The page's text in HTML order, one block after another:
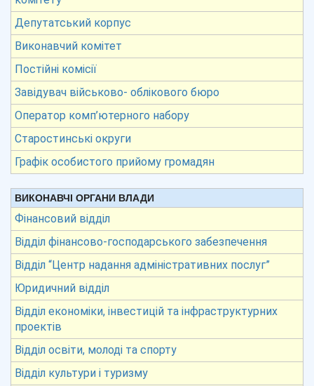
Депутатський корпус
Виконавчий комітет
Постійні комісії
Завідувач військово- облікового бюро
Оператор комп’ютерного набору
Старостинські округи
Графік особистого прийому громадян
ВИКОНАВЧІ ОРГАНИ ВЛАДИ
Фінансовий відділ
Відділ фінансово-господарського забезпечення
Відділ “Центр надання адміністративних послуг”
Юридичний відділ
Відділ економіки, інвестицій та інфраструктурних
проектів
Відділ освіти, молоді та спорту
Відділ культури і туризму